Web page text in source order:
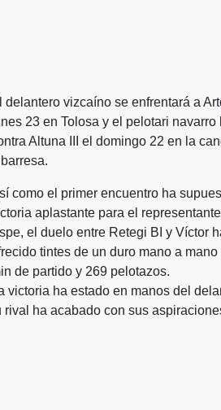
delantero vizcaíno se enfrentará a
23 en Tolosa y el pelotari navarro
Altuna III el domingo 22 en la
como el primer encuentro ha
aplastante para el
el duelo entre Retegi BI y Víctor
tintes de un duro mano a mano
de partido y 269 pelotazos.
victoria ha estado en manos del
ha acabado con sus